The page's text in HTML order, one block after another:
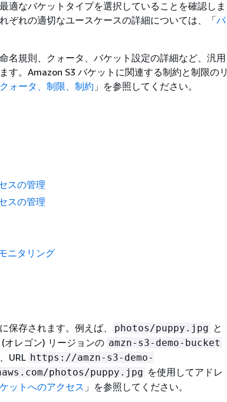
適なバケットタイプを選択していることを確認しま
ぞれの適切なユースケースの詳細については、「バ
名規則、クォータ、バケット設定の詳細など、汎用
す。Amazon S3 バケットに関連する制約と制限のリ
ォータ、制限、制約 」を参照してください。
スの管理
スの管理
ニタリング
保存されます。例えば、 photos/puppy.jpg と
オレゴン) リージョンの amzn-s3-demo-bucket
URL https://amzn-s3-demo-
photos/puppy.jpg を使用してアドレ
ットへのアクセス 」を参照してください。